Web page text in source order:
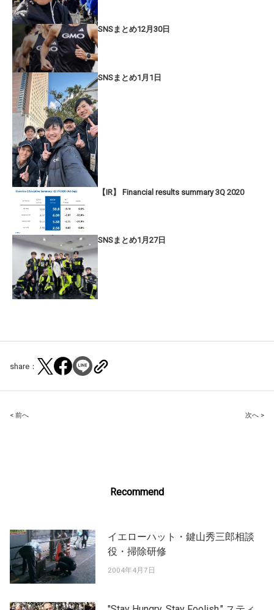
SNSまとめ12月30日
SNSまとめ1月1日
【IR】 Financial results summary 3Q 2020
SNSまとめ1月27日
share：
Post
< 前へ 次へ >
Recommend
イエローハット・鍵山秀三郎相談
役・掃除研修
2004年4月7日